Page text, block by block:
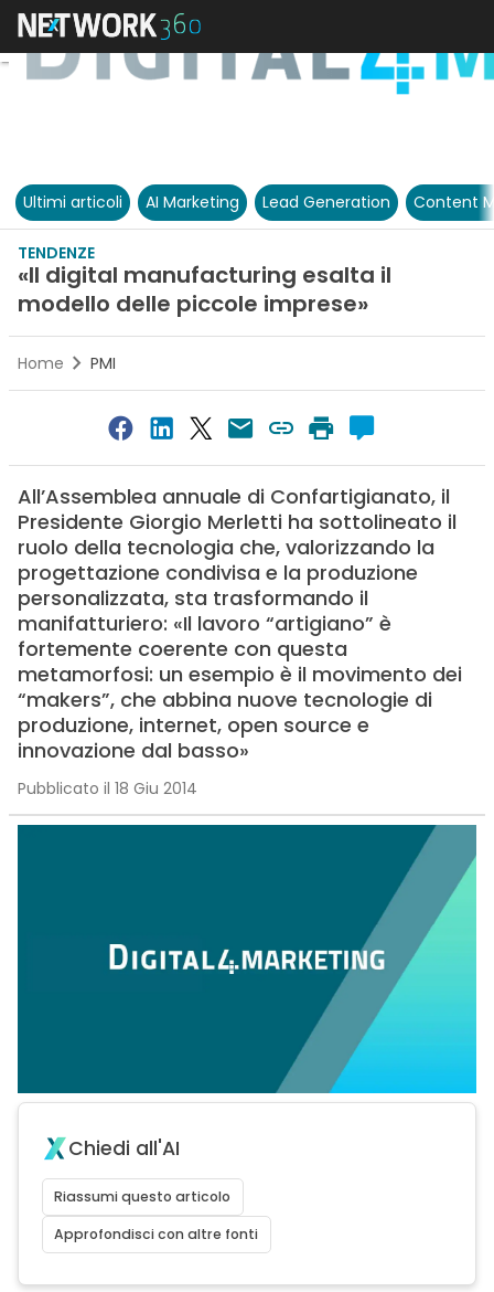
Ultimi articoli AI Marketing Lead Generation Content
TENDENZE
«Il digital manufacturing esalta il
modello delle piccole imprese»
Home PMI
All’Assemblea annuale di Confartigianato, il
Presidente Giorgio Merletti ha sottolineato il
ruolo della tecnologia che, valorizzando la
progettazione condivisa e la produzione
personalizzata, sta trasformando il
manifatturiero: «Il lavoro “artigiano” è
fortemente coerente con questa
metamorfosi: un esempio è il movimento dei
“makers”, che abbina nuove tecnologie di
produzione, internet, open source e
innovazione dal basso»
Pubblicato il 18 Giu 2014
Chiedi all'AI
Riassumi questo articolo
Approfondisci con altre fonti